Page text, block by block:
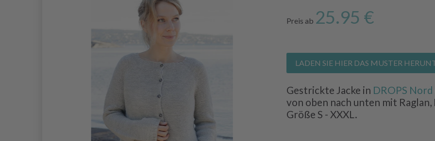
Preis ab 25.95 €
LADEN SIE HIER DAS MUSTER
Gestrickte Jacke in DROPS Nord
von oben nach unten mit
Größe S - XXXL.